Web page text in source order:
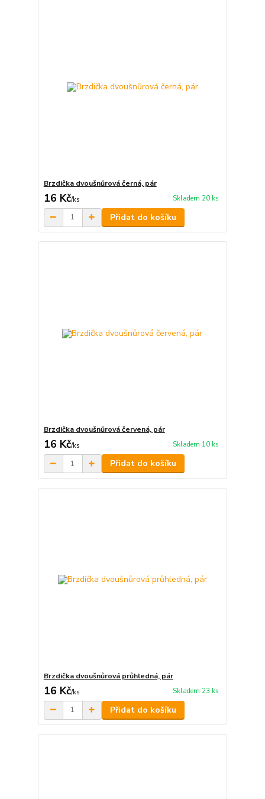
Brzdička dvoušnůrová černá, pár
16 Kč/ks Skladem 20 ks
Přidat do košíku
Brzdička dvoušnůrová červená, pár
16 Kč/ks Skladem 10 ks
Přidat do košíku
Brzdička dvoušnůrová průhledná, pár
16 Kč/ks Skladem 23 ks
Přidat do košíku